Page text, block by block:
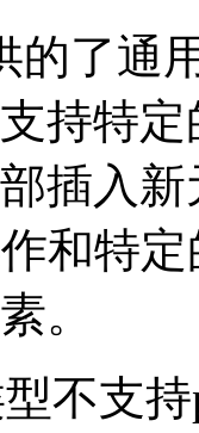
的了通
持特定
插入
和特
。
不支